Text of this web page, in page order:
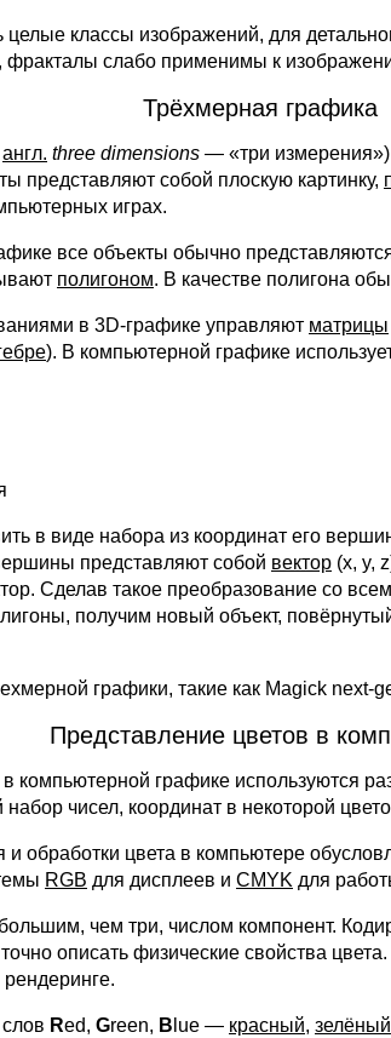
классы изображений, для
слабо применимы к
Трёхмерная графика
англ. three dimensions — «три измерения»)
представляют собой плоскую картинку,
играх.
все объекты обычно
полигоном. В качестве полигона
в 3D-графике управляют матрицы
). В компьютерной графике
в виде набора из координат его
представляют собой вектор (x, y,
Сделав такое преобразование со
получим новый объект,
графики, такие как Magick next-
Представление цветов в
компьютерной графике используются
чисел, координат в некоторой
обработки цвета в компьютере
RGB для дисплеев и CMYK для
чем три, числом компонент.
описать физические свойства
Red, Green, B lue — красный, зелёный